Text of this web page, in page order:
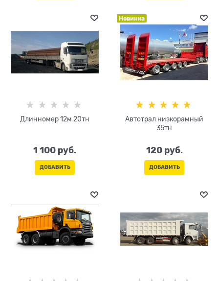
Длинномер 12м 20тн
1 100 руб.
ДОБАВИТЬ
Новинка
Автотрал низкорамный
35тн
120 руб.
ДОБАВИТЬ